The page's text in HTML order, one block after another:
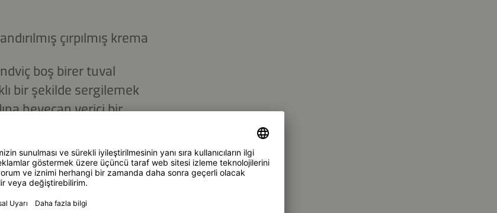
çırpılmış krema
boş birer tuval
bir şekilde sergilemek
heyecan verici bir